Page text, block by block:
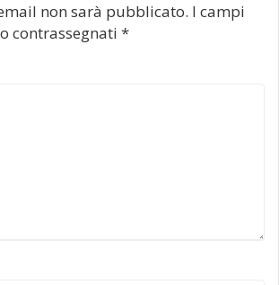
non sarà pubblicato. I campi
contrassegnati *